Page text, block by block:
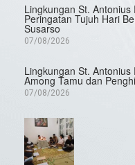
Lingkungan St.
Peringatan Tujuh Hari
Susarso
07/08/2026
Lingkungan St.
Among Tamu dan
07/08/2026